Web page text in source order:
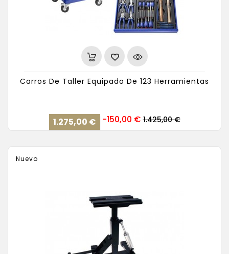
Carros De Taller Equipado De 123 Herramientas
1.275,00 € Precio
base
-150,00 € 1.425,00 €Precio
Nuevo